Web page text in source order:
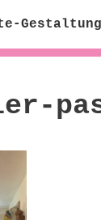
Gestaltung